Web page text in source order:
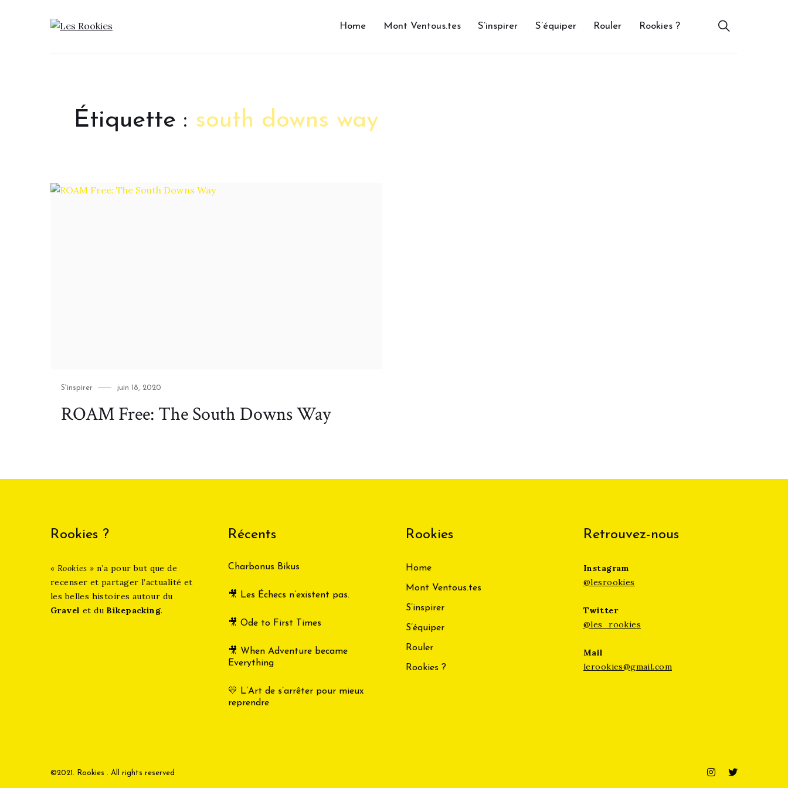
LES ROOKIES Home Mont Ventous.tes S’inspirer S’équiper Rouler Rookies ?
Étiquette : south downs way
Category
S'inspirer
Posted
juin 18, 2020
ROAM Free: The South Downs Way
Rookies ?
« Rookies »n’a pour but que de
recenser et partager l’actualité et
les belles histoires autour du
Gravel et du Bikepacking.
Récents
Charbonus Bikus
🎥 Les Échecs n’existent pas.
🎥 Ode to First Times
🎥 When Adventure became
Everything
💛 L’Art de s’arrêter pour mieux
reprendre
Rookies
Home
Mont Ventous.tes
S’inspirer
S’équiper
Rouler
Rookies ?
Retrouvez-nous
Instagram
@lesrookies
Twitter
@les_rookies
Mail
lerookies@gmail.com
©2021. Rookies . All rights reserved Instagram
Twitter